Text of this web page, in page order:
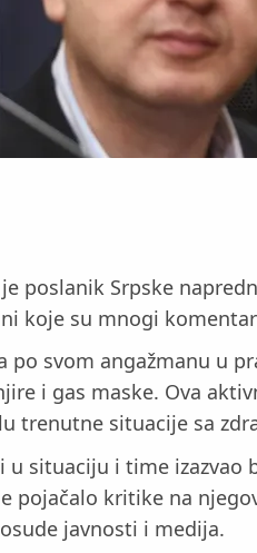
Srpske
koje su mnogi
svom angažmanu u
i gas maske. Ova
trenutne situacije sa
situaciju i time izazvao
kritike na
javnosti i medija.